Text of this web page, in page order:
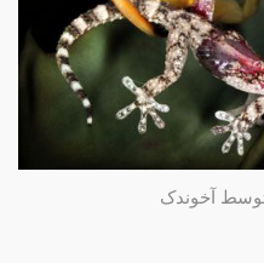
آخوندک